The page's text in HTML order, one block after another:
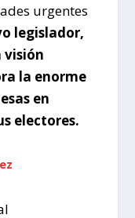
urgentes
legislador,
visión
la enorme
en
electores.